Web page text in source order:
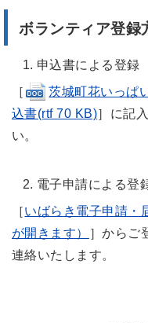
ボランティア登録
申込書による登録
［
茨城町花いっぱ
込書(rtf 70 KB)］に記
い。
電子申請による登
［いばらき電子申請・
が開きます）
］からご
連絡いたします。